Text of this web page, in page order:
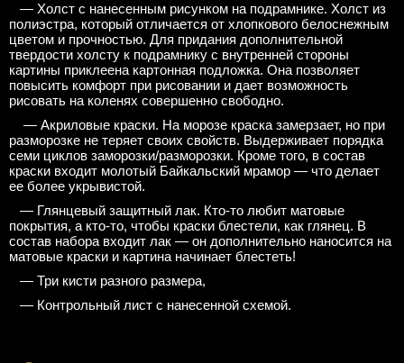
— Холст с нанесенным рисунком на подрамнике. Холст из
полиэстра, который отличается от хлопкового белоснежным
цветом и прочностью. Для придания дополнительной
твердости холсту к подрамнику с внутренней стороны
картины приклеена картонная подложка. Она позволяет
повысить комфорт при рисовании и дает возможность
рисовать на коленях совершенно свободно.
— Акриловые краски. На морозе краска замерзает, но при
разморозке не теряет своих свойств. Выдерживает порядка
семи циклов заморозки/разморозки. Кроме того, в состав
краски входит молотый Байкальский мрамор — что делает
ее более укрывистой.
— Глянцевый защитный лак. Кто-то любит матовые
покрытия, а кто-то, чтобы краски блестели, как глянец. В
состав набора входит лак — он дополнительно наносится на
матовые краски и картина начинает блестеть!
— Три кисти разного размера,
— Контрольный лист с нанесенной схемой.